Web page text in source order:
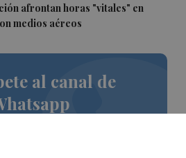
afrontan horas "vitales" en
medios aéreos
al canal de